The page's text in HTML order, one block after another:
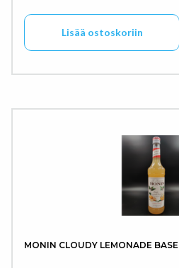
Lisää ostoskoriin
MONIN CLOUDY LEMONADE BASE